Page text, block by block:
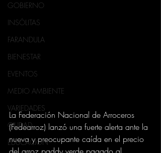
GOBIERNO
INSÓLITAS
FARANDULA
BIENESTAR
EVENTOS
MEDIO AMBIENTE
VARIEDADES
CIUDAD
EDUCACION
La Federación Nacional de Arroceros
(Fedearroz) lanzó una fuerte alerta ante la
nueva y preocupante caída en el precio